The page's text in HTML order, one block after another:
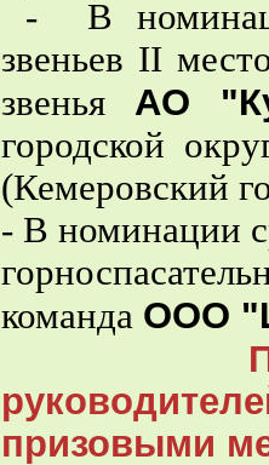
- В
звеньев II
звенья АО
городской
(Кемеровский
- В номинации
команда ООО
призовыми